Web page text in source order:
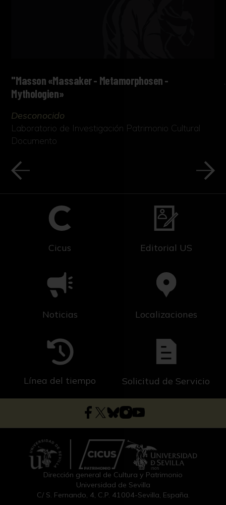
"Masson «Massaker - Metamorphosen -
Mythologien»
Desconocido
Laboratorio de Investigación Patrimonio Cultural
Documento
Cicus Editorial US
Noticias Localizaciones
Línea del tiempo Solicitud de Servicio
Dirección general de Cultura y Patrimonio
Universidad de Sevilla
C/ S. Fernando, 4, C.P. 41004-Sevilla, España.